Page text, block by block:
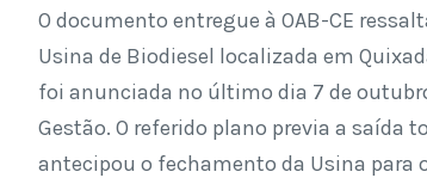
O documento entregue à OAB-CE
Usina de Biodiesel localizada em
foi anunciada no último dia 7 de
Gestão. O referido plano previa a saída
antecipou o fechamento da Usina para